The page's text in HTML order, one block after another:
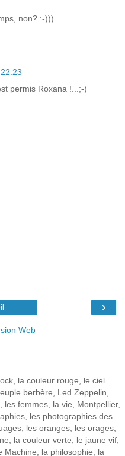
non? :-)))
permis Roxana !...;-)
›
Web
la couleur rouge, le ciel
berbère, Led Zeppelin,
les femmes, la vie, Montpellier,
les photographies des
les oranges, les orages,
la couleur verte, le jaune vif,
Machine, la philosophie, la